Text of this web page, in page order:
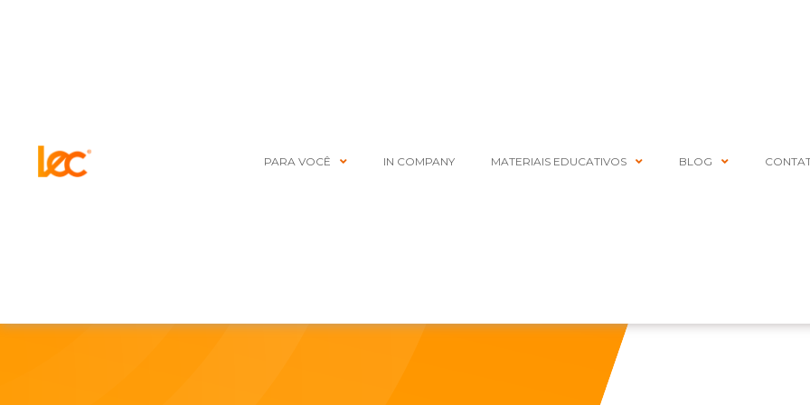
PARA VOCÊ IN COMPANY MATERIAIS EDUCATIVOS BLOG